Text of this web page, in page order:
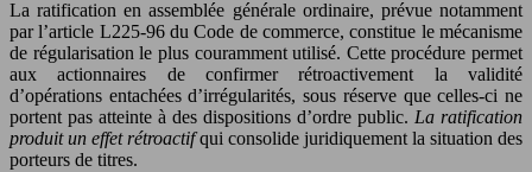
La ratification en assemblée générale ordinaire, prévue notamment
par l’article L225-96 du Code de commerce, constitue le mécanisme
de régularisation le plus couramment utilisé. Cette procédure permet
aux actionnaires de confirmer rétroactivement la validité
d’opérations entachées d’irrégularités, sous réserve que celles-ci ne
portent pas atteinte à des dispositions d’ordre public. La ratification
produit un effet rétroactifqui consolide juridiquement la situation des
porteurs de titres.